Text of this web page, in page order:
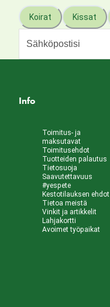
Koirat Kissat
Info
Toimitus- ja
maksutavat
Toimitusehdot
Tuotteiden palautus
Tietosuoja
Saavutettavuus
#yespete
Kestotilauksen ehdot
Tietoa meistä
Vinkit ja artikkelit
Lahjakortti
Avoimet työpaikat